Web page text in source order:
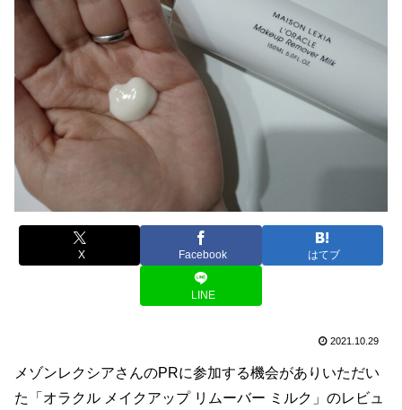
X Facebook はてブ
LINE
2021.10.29
メゾンレクシアさんのPRに参加する機会がありいただい
た「オラクル メイクアップ リムーバー ミルク」のレビュ